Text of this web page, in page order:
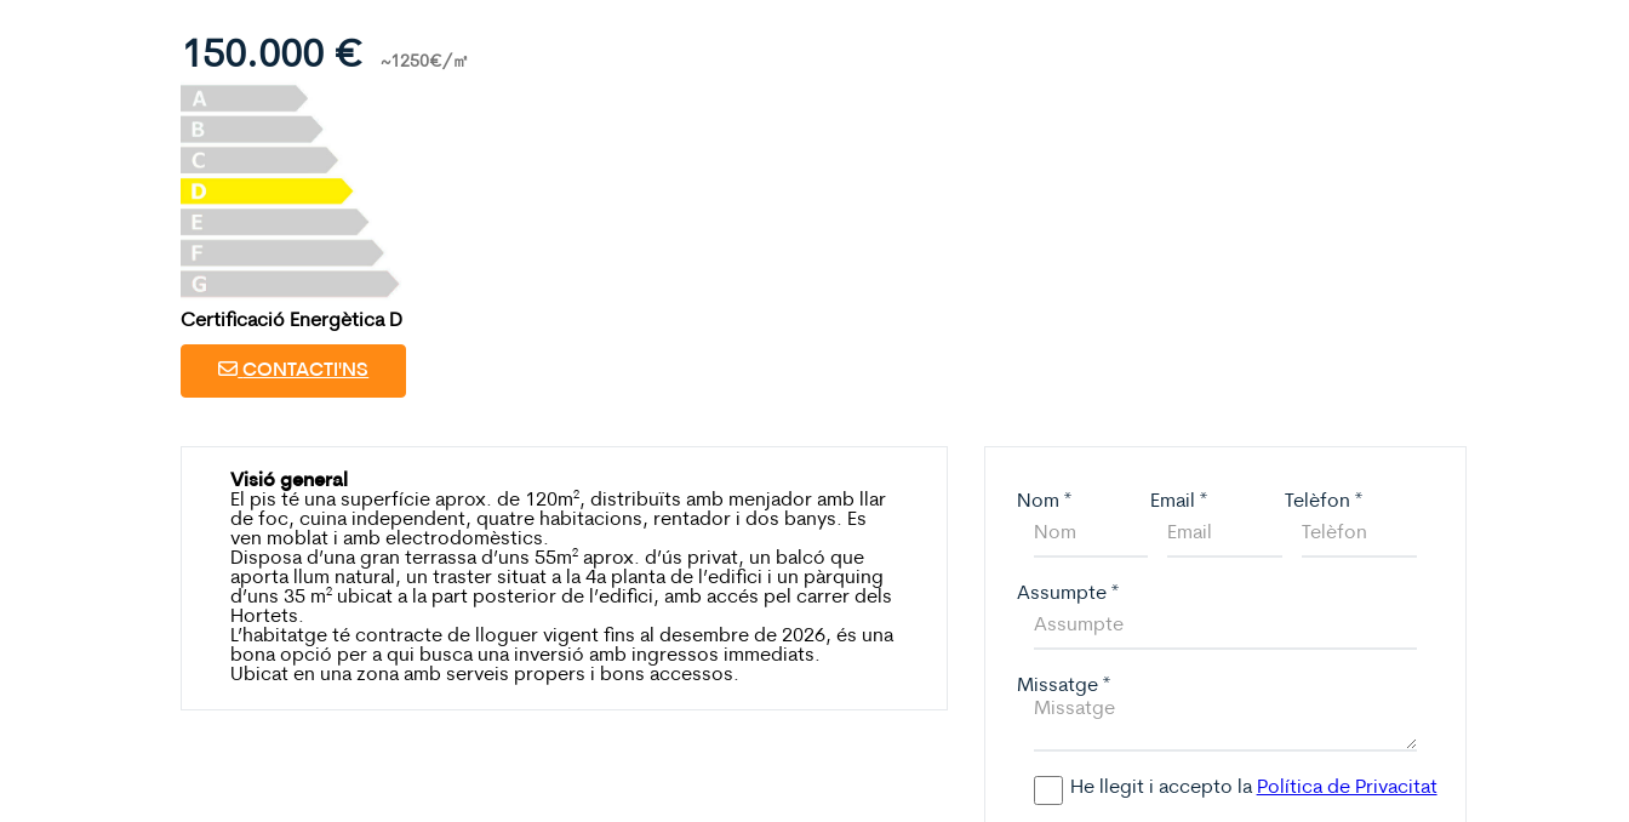
150.000 € ~1250€/㎡
Certificació Energètica D
CONTACTI'NS
Visió general
El pis té una superfície aprox. de 120m², distribuïts amb menjador amb llar
de foc, cuina independent, quatre habitacions, rentador i dos banys. Es
ven moblat i amb electrodomèstics.
Disposa d’una gran terrassa d’uns 55m² aprox. d’ús privat, un balcó que
aporta llum natural, un traster situat a la 4a planta de l’edifici i un pàrquing
d’uns 35 m² ubicat a la part posterior de l’edifici, amb accés pel carrer dels
Hortets.
L’habitatge té contracte de lloguer vigent fins al desembre de 2026, és una
bona opció per a qui busca una inversió amb ingressos immediats.
Ubicat en una zona amb serveis propers i bons accessos.
Nom * Email* Telèfon *
Assumpte *
Missatge *
He llegit i accepto la Política de Privacitat